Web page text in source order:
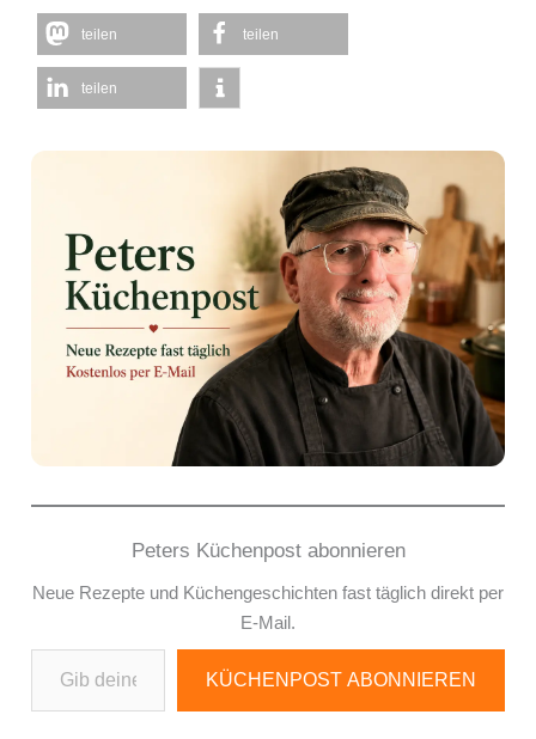
teilen teilen
teilen
Peters Küchenpost abonnieren
Neue Rezepte und Küchengeschichten fast täglich direkt per
E-Mail.
Gib deine E-Mail-Adresse ein ...
KÜCHENPOST ABONNIEREN